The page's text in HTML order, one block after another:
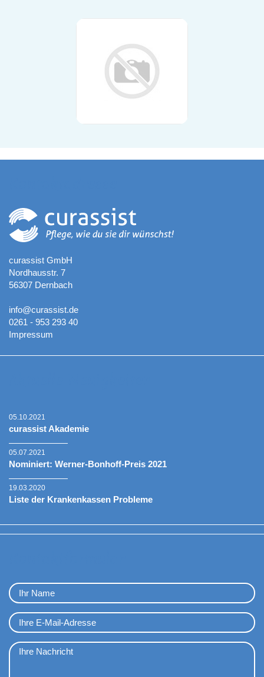
curassist GmbH
Nordhausstr. 7
56307 Dernbach
info@curassist.de
0261 - 953 293 40
Impressum
05.10.2021
curassist Akademie
05.07.2021
Nominiert: Werner-Bonhoff-Preis 2021
19.03.2020
Liste der Krankenkassen Probleme